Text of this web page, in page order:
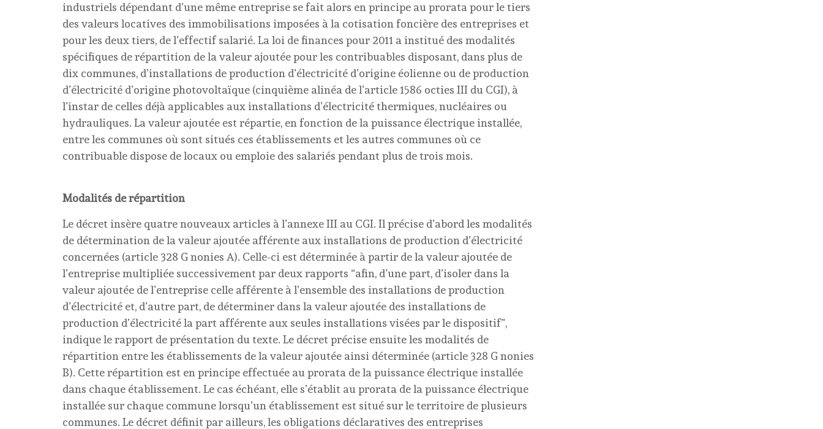
industriels dépendant d’une même entreprise se fait alors en principe au prorata pour le tiers
des valeurs locatives des immobilisations imposées à la cotisation foncière des entreprises et
pour les deux tiers, de l’effectif salarié. La loi de finances pour 2011 a institué des modalités
spécifiques de répartition de la valeur ajoutée pour les contribuables disposant, dans plus de
dix communes, d’installations de production d’électricité d’origine éolienne ou de production
d’électricité d’origine photovoltaïque (cinquième alinéa de l’article 1586 octies III du CGI), à
l’instar de celles déjà applicables aux installations d’électricité thermiques, nucléaires ou
hydrauliques. La valeur ajoutée est répartie, en fonction de la puissance électrique installée,
entre les communes où sont situés ces établissements et les autres communes où ce
contribuable dispose de locaux ou emploie des salariés pendant plus de trois mois.
Modalités de répartition
Le décret insère quatre nouveaux articles à l’annexe III au CGI. Il précise d’abord les modalités
de détermination de la valeur ajoutée afférente aux installations de production d’électricité
concernées (article 328 G nonies A). Celle-ci est déterminée à partir de la valeur ajoutée de
l’entreprise multipliée successivement par deux rapports “afin, d’une part, d’isoler dans la
valeur ajoutée de l’entreprise celle afférente à l’ensemble des installations de production
d’électricité et, d’autre part, de déterminer dans la valeur ajoutée des installations de
production d’électricité la part afférente aux seules installations visées par le dispositif”,
indique le rapport de présentation du texte. Le décret précise ensuite les modalités de
répartition entre les établissements de la valeur ajoutée ainsi déterminée (article 328 G nonies
B). Cette répartition est en principe effectuée au prorata de la puissance électrique installée
dans chaque établissement. Le cas échéant, elle s’établit au prorata de la puissance électrique
installée sur chaque commune lorsqu’un établissement est situé sur le territoire de plusieurs
communes. Le décret définit par ailleurs, les obligations déclaratives des entreprises